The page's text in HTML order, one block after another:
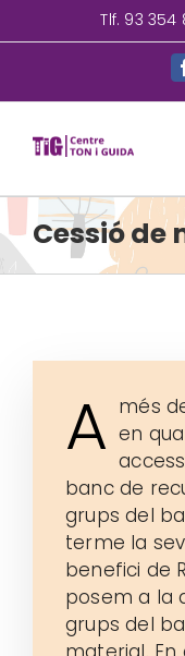
to
Tlf. 93 354
Cessió de
A més
en
banc de
grups del
terme la
benefici de
posem a la
grups del